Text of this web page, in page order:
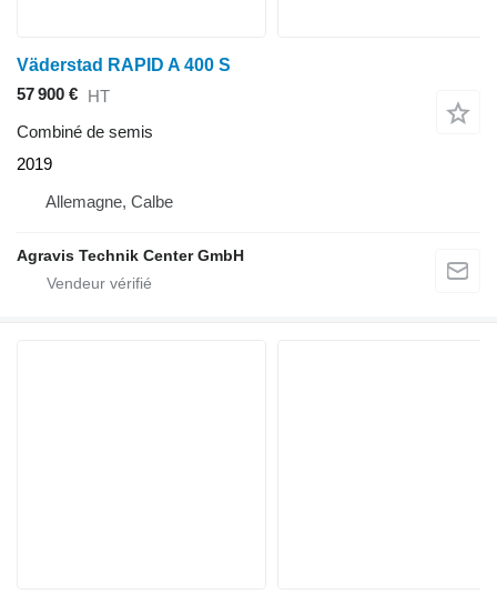
Väderstad RAPID A 400 S
57 900 € HT
Combiné de semis
2019
Allemagne, Calbe
Agravis Technik Center GmbH